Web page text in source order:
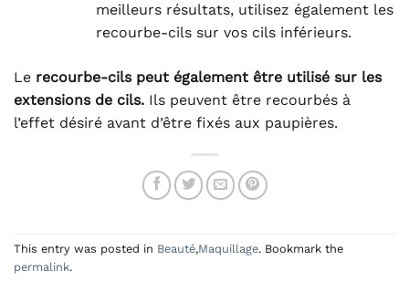
meilleurs résultats, utilisez également les
recourbe-cils sur vos cils inférieurs.
Le recourbe-cils peut également être utilisé sur les
extensions de cils. Ils peuvent être recourbés à
l’effet désiré avant d’être fixés aux paupières.
This entry was posted in Beauté,Maquillage. Bookmark the
permalink.